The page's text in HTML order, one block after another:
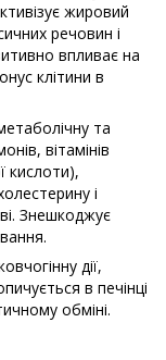
жировий
речовин і
впливає на
клітини в
та
вітамінів
кислоти),
і
Знешкоджує
дії,
в печінці
обміні.